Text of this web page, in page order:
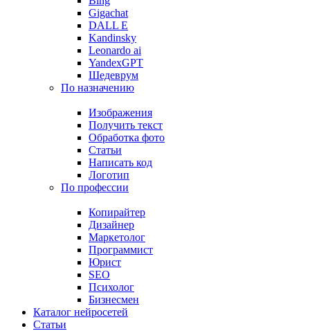
Gigachat
DALL E
Kandinsky
Leonardo ai
YandexGPT
Шедеврум
По назначению
Изображения
Получить текст
Обработка фото
Статьи
Написать код
Логотип
По профессии
Копирайтер
Дизайнер
Маркетолог
Программист
Юрист
SEO
Психолог
Бизнесмен
Каталог нейросетей
Статьи